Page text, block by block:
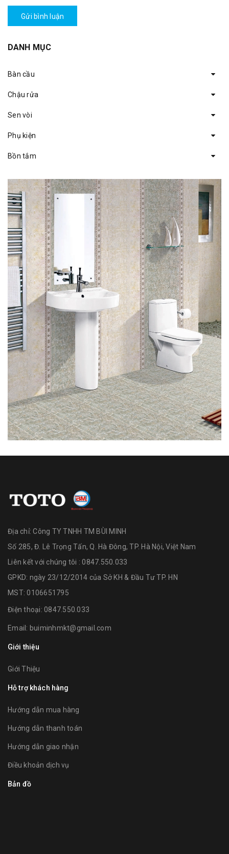
Gửi bình luận
DANH MỤC
Bàn cầu
Chậu rửa
Sen vòi
Phụ kiện
Bồn tắm
Địa chỉ:Công TY TNHH TM BÙI MINH
Số 285, Đ. Lê Trọng Tấn, Q. Hà Đông, TP. Hà Nội, Việt Nam
Liên kết với chúng tôi : 0847.550.033
GPKD: ngày 23/12/2014 của Sở KH & Đầu Tư TP. HN
MST: 0106651795
Điện thoại: 0847.550.033
Email: buiminhmkt@gmail.com
Giới thiệu
Giới Thiệu
Hỗ trợ khách hàng
Hướng dẫn mua hàng
Hướng dẫn thanh toán
Hướng dẫn giao nhận
Điều khoản dịch vụ
Bản đồ